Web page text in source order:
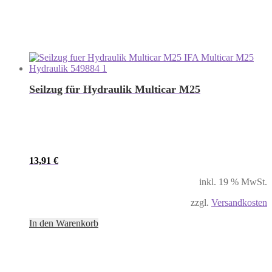
Seilzug für Hydraulik Multicar M25
13,91 €
inkl. 19 % MwSt.
zzgl. Versandkosten
In den Warenkorb